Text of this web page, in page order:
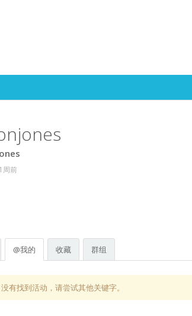
Skip to content
周前
@我的 收藏 群组
有找到活动，请尝试其他关键字。